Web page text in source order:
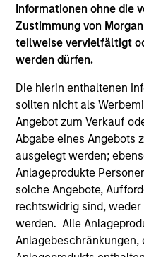
Informationen ohne die
Zustimmung von
teilweise vervielfältigt
werden dürfen.
Die hierin enthaltenen
sollten nicht als
Angebot zum Verkauf
Abgabe eines Angebots
ausgelegt werden;
Anlageprodukte
solche Angebote,
rechtswidrig sind,
werden. Alle
Meet
Tom
Managing
Pedro